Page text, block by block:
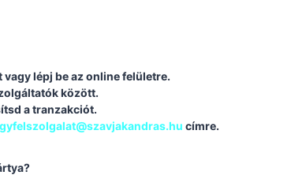
vagy lépj be az online felületre.
között.
a tranzakciót.
címre.